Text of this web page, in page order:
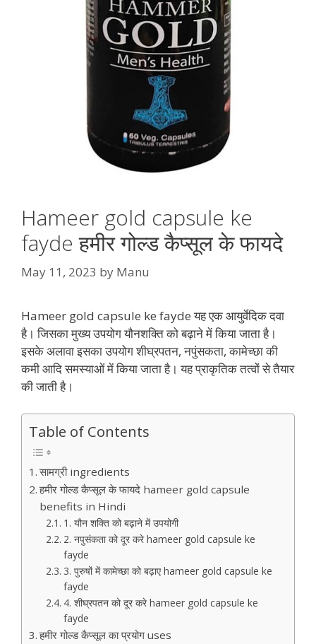
Hameer gold capsule ke
fayde हमीर गोल्ड कैप्सूल के फायदे
May 11, 2023 by Manu
Hameer gold capsule ke fayde यह एक आयुर्वेदिक दवा
है। जिसका मुख्य उपयोग यौनशक्ति को बढ़ाने में किया जाता है।
इसके अलावा इसका उपयोग शीघ्रपतन, नपुंसकता, कामेच्छा की
कमी आदि समस्याओं में किया जाता है। यह प्राकृतिक तत्वों से तैयार
की जाती है।
Table of Contents
सामग्री ingredients
हमीर गोल्ड कैप्सूल के फायदे hameer gold capsule
benefits in Hindi
1. यौन शक्ति को बढ़ाने में उपयोगी
2. नपुसंकता को दूर करे hameer gold capsule ke
fayde
3. पुरुषों में कामेच्छा को बढ़ाए hameer gold capsule ke
fayde
4. शीघ्रपतन को दूर करे hameer gold capsule ke
fayde
हमीर गोल्ड कैप्सूल का प्रयोग uses